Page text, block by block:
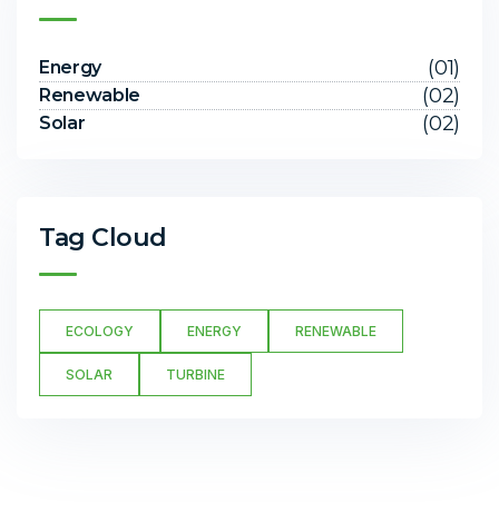
Energy (01)
Renewable (02)
Solar (02)
Tag Cloud
ECOLOGY ENERGY RENEWABLE
SOLAR TURBINE